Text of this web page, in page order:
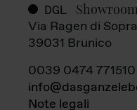
DGL Showroom
Via Ragen di
39031 Brunico
0039 0474 771510
Note legali